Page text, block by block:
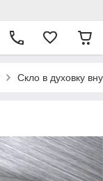
Скло в духовку